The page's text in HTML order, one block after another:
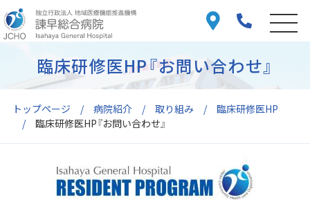
トップページ 病院紹介 取り組み
臨床研修医HP
臨床研修医HP『お問い合わせ』
臨床研修医HP『お問い合わせ』